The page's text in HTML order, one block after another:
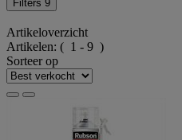
Filters 9
Artikeloverzicht
Artikelen: ( 1 - 9 )
Sorteer op